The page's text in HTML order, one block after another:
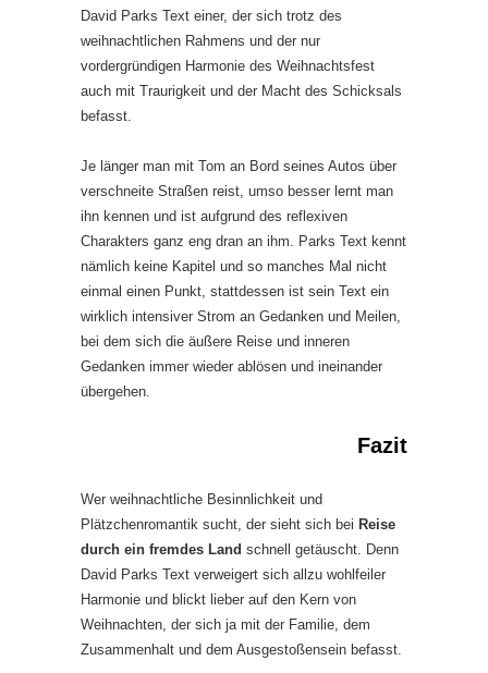
David Parks Text einer, der sich trotz des
weihnachtlichen Rahmens und der nur
vordergründigen Harmonie des Weihnachtsfest
auch mit Traurigkeit und der Macht des Schicksals
befasst.
Je länger man mit Tom an Bord seines Autos über
verschneite Straßen reist, umso besser lernt man
ihn kennen und ist aufgrund des reflexiven
Charakters ganz eng dran an ihm. Parks Text kennt
nämlich keine Kapitel und so manches Mal nicht
einmal einen Punkt, stattdessen ist sein Text ein
wirklich intensiver Strom an Gedanken und Meilen,
bei dem sich die äußere Reise und inneren
Gedanken immer wieder ablösen und ineinander
übergehen.
Fazit
Wer weihnachtliche Besinnlichkeit und
Plätzchenromantik sucht, der sieht sich bei Reise
durch ein fremdes Land schnell getäuscht. Denn
David Parks Text verweigert sich allzu wohlfeiler
Harmonie und blickt lieber auf den Kern von
Weihnachten, der sich ja mit der Familie, dem
Zusammenhalt und dem Ausgestoßensein befasst.